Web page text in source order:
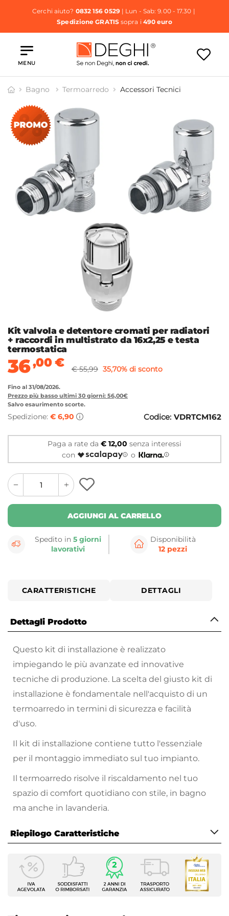
Cerchi aiuto? 0832 156 0529| Lun - Sab: 9.00 - 17.30 |
Spedizione GRATISsopra i 490 euro
MENU
Bagno Termoarredo Accessori Tecnici
Kit valvola e detentore cromati per radiatori
+ raccordi in multistrato da 16x2,25 e testa
termostatica
36,00€ € 55,99 35,70% di sconto
Fino al 31/08/2026.
Prezzo più basso ultimi 30 giorni: 56,00€
Salvo esaurimento scorte.
Spedizione: € 6,90 Codice: VDRTCM162
Paga a rate da € 12,00 senza interessi
con
o
quantity
button
quantity
minus
button
AGGIUNGI AL CARRELLO
Spedito in5 giorni
lavorativi
Disponibilità
12 pezzi
CARATTERISTICHE DETTAGLI
Dettagli Prodotto
Questo kit di installazione è realizzato
impiegando le più avanzate ed innovative
tecniche di produzione. La scelta del giusto kit di
installazione è fondamentale nell'acquisto di un
termoarredo in termini di sicurezza e facilità
d'uso.
Il kit di installazione contiene tutto l'essenziale
per il montaggio immediato sul tuo impianto.
Il termoarredo risolve il riscaldamento nel tuo
spazio di comfort quotidiano con stile, in bagno
ma anche in lavanderia.
Riepilogo Caratteristiche
Caratteristiche
Tipologia
Kit valvola e detentore